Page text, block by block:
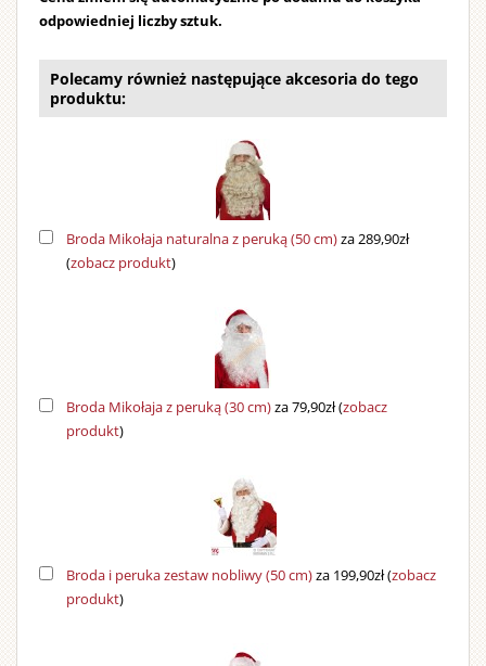
odpowiedniej liczby sztuk.
Polecamy również następujące akcesoria do tego
produktu:
Broda Mikołaja naturalna z peruką (50 cm)za 289,90zł
(zobacz produkt)
Broda Mikołaja z peruką (30 cm)za 79,90zł(zobacz
produkt)
Broda i peruka zestaw nobliwy (50 cm)za 199,90zł(zobacz
produkt)